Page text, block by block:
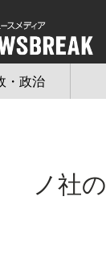
・政治
社の